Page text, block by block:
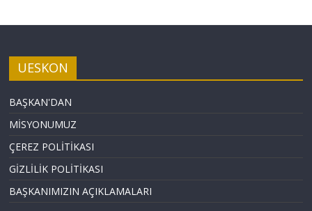
UESKON
BAŞKAN'DAN
MİSYONUMUZ
ÇEREZ POLİTİKASI
GİZLİLİK POLİTİKASI
BAŞKANIMIZIN AÇIKLAMALARI